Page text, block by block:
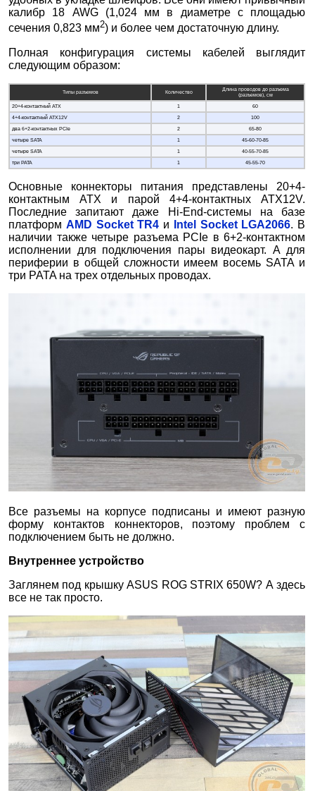
калибр 18 AWG (1,024 мм в диаметре с площадью
сечения 0,823 мм2) и более чем достаточную длину.
Полная конфигурация системы кабелей выглядит
следующим образом:
Типы разъемов Количество
Длина проводов до разъема
(разъемов), см
20+4-контактный ATX
1
60
4+4-контактный ATX12V
2
100
два 6+2-контактных PCIe
2
65-80
четыре SATA
1
45-60-70-85
четыре SATA
1
40-55-70-85
три PATA
1 45-55-70
Основные коннекторы питания представлены 20+4-
контактным ATX и парой 4+4-контактных ATX12V.
Последние запитают даже Hi-End-системы на базе
платформ AMD Socket TR4 и Intel Socket LGA2066. В
наличии также четыре разъема PCIe в 6+2-контактном
исполнении для подключения пары видеокарт. А для
периферии в общей сложности имеем восемь SATA и
три PATA на трех отдельных проводах.
Все разъемы на корпусе подписаны и имеют разную
форму контактов коннекторов, поэтому проблем с
подключением быть не должно.
Внутреннее устройство
Заглянем под крышку ASUS ROG STRIX 650W? А здесь
все не так просто.